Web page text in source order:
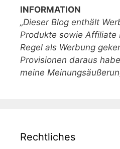
INFORMATION
„Dieser Blog enthält
Produkte sowie Affiliate
Regel als Werbung
Provisionen daraus
meine
Rechtliches